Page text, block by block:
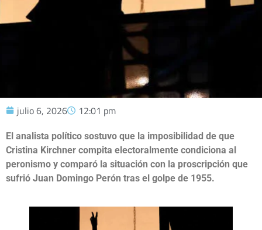
julio 6, 2026 12:01 pm
El analista político sostuvo que la imposibilidad de que
Cristina Kirchner compita electoralmente condiciona al
peronismo y comparó la situación con la proscripción que
sufrió Juan Domingo Perón tras el golpe de 1955.